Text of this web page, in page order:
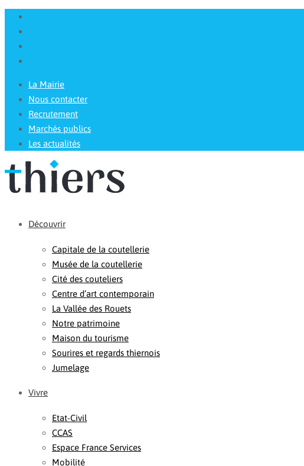
La Mairie
Nous contacter
Recrutement
Marchés publics
Les actualités
Découvrir
Capitale de la coutellerie
Musée de la coutellerie
Cité des couteliers
Centre d’art contemporain
La Vallée des Rouets
Notre patrimoine
Maison du tourisme
Sourires et regards thiernois
Jumelage
Vivre
Etat-Civil
CCAS
Espace France Services
Mobilité